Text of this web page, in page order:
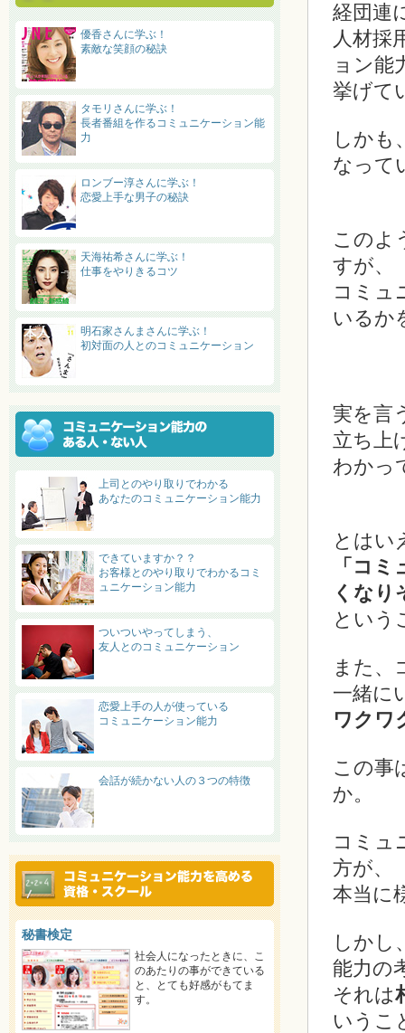
経団連
人材採
ョン能
挙げて
しかも
なって
このよ
すが、
コミュ
いるか
実を言
立ち上
わかっ
とはい
「コ
くなり
という
また、
一緒に
ワクワ
この事
か。
コミュ
方が、
本当に
しかし
能力の
それは
いうこ
優香さんに学ぶ！
素敵な笑顔の秘訣
タモリさんに学ぶ！
長者番組を作るコミュニケーション能
力
ロンブー淳さんに学ぶ！
恋愛上手な男子の秘訣
天海祐希さんに学ぶ！
仕事をやりきるコツ
明石家さんまさんに学ぶ！
初対面の人とのコミュニケーション
上司とのやり取りでわかる
あなたのコミュニケーション能力
できていますか？？
お客様とのやり取りでわかるコミ
ュニケーション能力
ついついやってしまう、
友人とのコミュニケーション
恋愛上手の人が使っている
コミュニケーション能力
会話が続かない人の３つの特徴
秘書検定
社会人になったときに、こ
のあたりの事ができている
と、とても好感がもてま
す。